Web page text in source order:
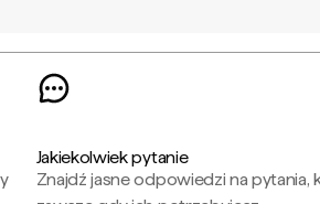
Jakiekolwiek pytanie
Znajdź jasne odpowiedzi na